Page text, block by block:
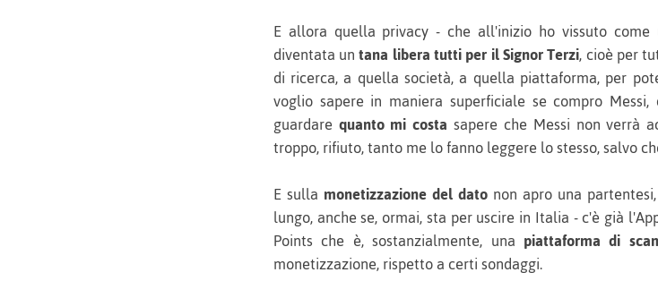
E allora quella privacy - che all'inizio ho vissuto
diventata untana libera tutti per il Signor Terzi, cioè per
di ricerca, a quella società, a quella piattaforma, per
voglio sapere in maniera superficiale se compro
guardare quanto mi costa sapere che Messi non verrà
troppo, rifiuto, tanto me lo fanno leggere lo stesso, salvo
E sulla monetizzazione del datonon apro una
lungo, anche se, ormai, sta per uscire in Italia - c'è già
Points che è, sostanzialmente, una piattaforma di
monetizzazione, rispetto a certi sondaggi.